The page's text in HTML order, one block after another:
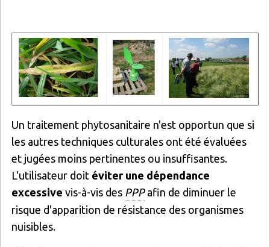
Image Image Image
Un traitement phytosanitaire n'est opportun que si
les autres techniques culturales ont été évaluées
et jugées moins pertinentes ou insuffisantes.
L'utilisateur doit éviter une dépendance
excessive vis-à-vis des PPPafin de diminuer le
risque d'apparition de résistance des organismes
nuisibles.